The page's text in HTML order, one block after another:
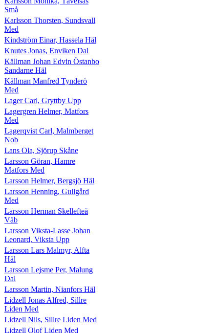
Små
Karlsson Thorsten, Sundsvall
Med
Kindström Einar, Hassela Häl
Knutes Jonas, Enviken Dal
Källman Johan Edvin Östanbo
Sandarne Häl
Källman Manfred Tynderö
Med
Lager Carl, Gryttby Upp
Lagergren Helmer, Matfors
Med
Lagerqvist Carl, Malmberget
Nob
Lans Ola, Sjörup Skåne
Larsson Göran, Hamre
Matfors Med
Larsson Helmer, Bergsjö Häl
Larsson Henning, Gullgård
Med
Larsson Herman Skellefteå
Väb
Larsson Viksta-Lasse Johan
Leonard, Viksta Upp
Larsson Lars Malmyr, Alfta
Häl
Larsson Lejsme Per, Malung
Dal
Larsson Martin, Nianfors Häl
Lidzell Jonas Alfred, Sillre
Liden Med
Lidzell Nils, Sillre Liden Med
Lidzell Olof Liden Med